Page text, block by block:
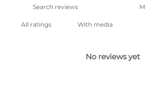
With media
No reviews yet